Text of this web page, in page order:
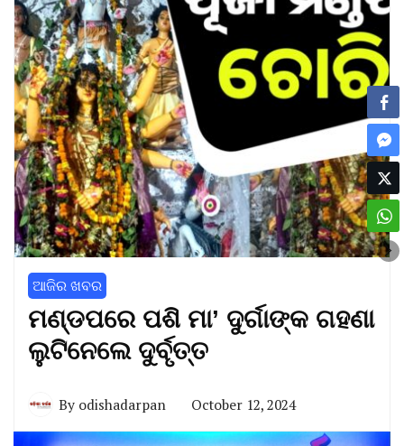
ଆଜିର ଖବର
ମଣ୍ଡପରେ ପଶି ମା’ ଦୁର୍ଗାଙ୍କ ଗହଣା
ଲୁଟିନେଲେ ଦୁର୍ବୃତ୍ତ
By odishadarpan October 12, 2024